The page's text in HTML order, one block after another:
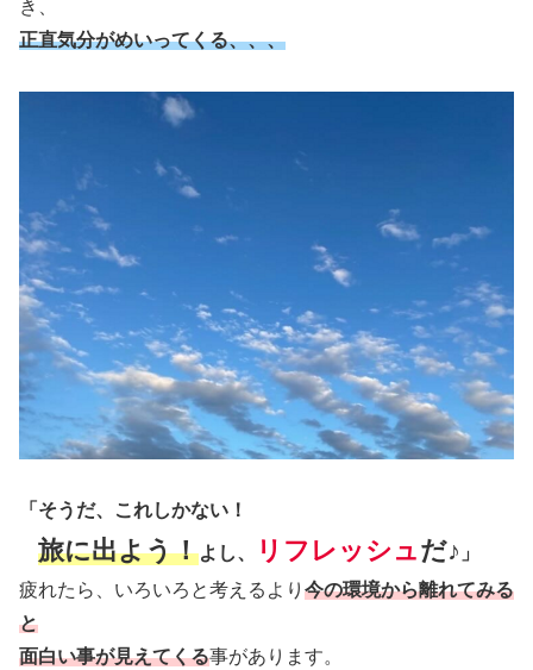
き、
正直気分がめいってくる、、、
「そうだ、これしかない！
旅に出よう！よし、 リフレッシュだ♪ 」
疲れたら、いろいろと考えるより 今の環境から離れてみる
と
面白い事が見えてくる事があります。